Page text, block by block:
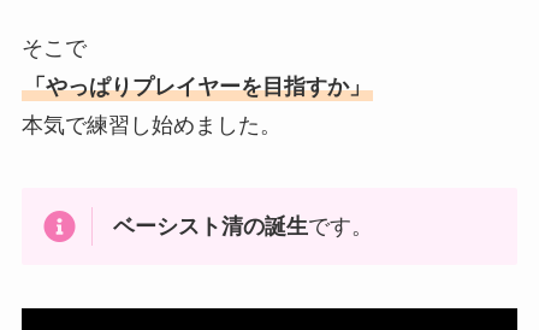
そこで
「やっぱりプレイヤーを目指すか」
本気で練習し始めました。
ベーシスト清の誕生です。